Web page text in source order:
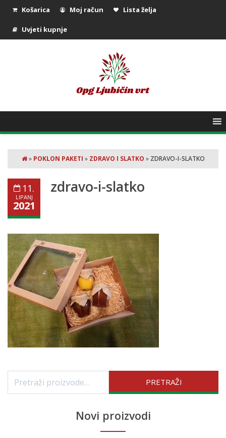
Košarica Moj račun Lista želja
Uvjeti kupnje
» POKLON PAKETI » ZDRAVO I SLATKO » ZDRAVO-I-SLATKO
zdravo-i-slatko
11.
LIPANJ
2021
PRETRAŽI
Novi proizvodi